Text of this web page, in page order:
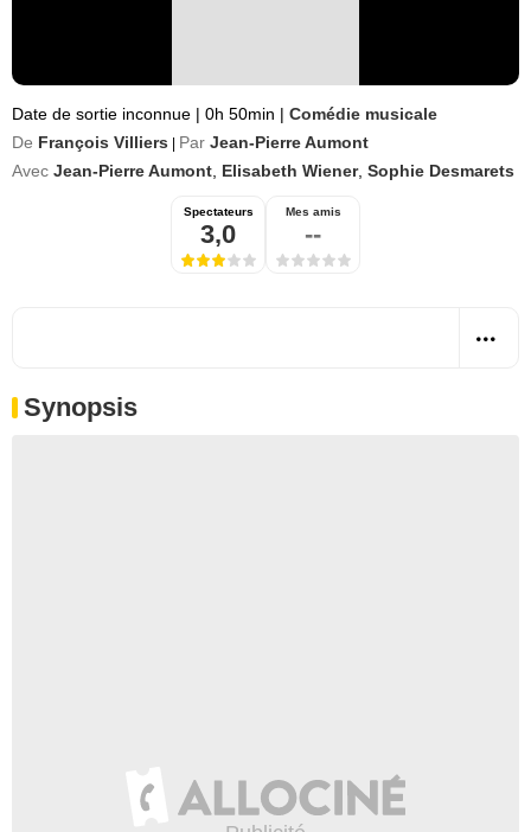
Date de sortie inconnue | 0h 50min | Comédie musicale
De François Villiers Par Jean-Pierre Aumont
Avec Jean-Pierre Aumont Elisabeth Wiener, Sophie Desmarets
Spectateurs
3,0
Mes amis
--
Synopsis